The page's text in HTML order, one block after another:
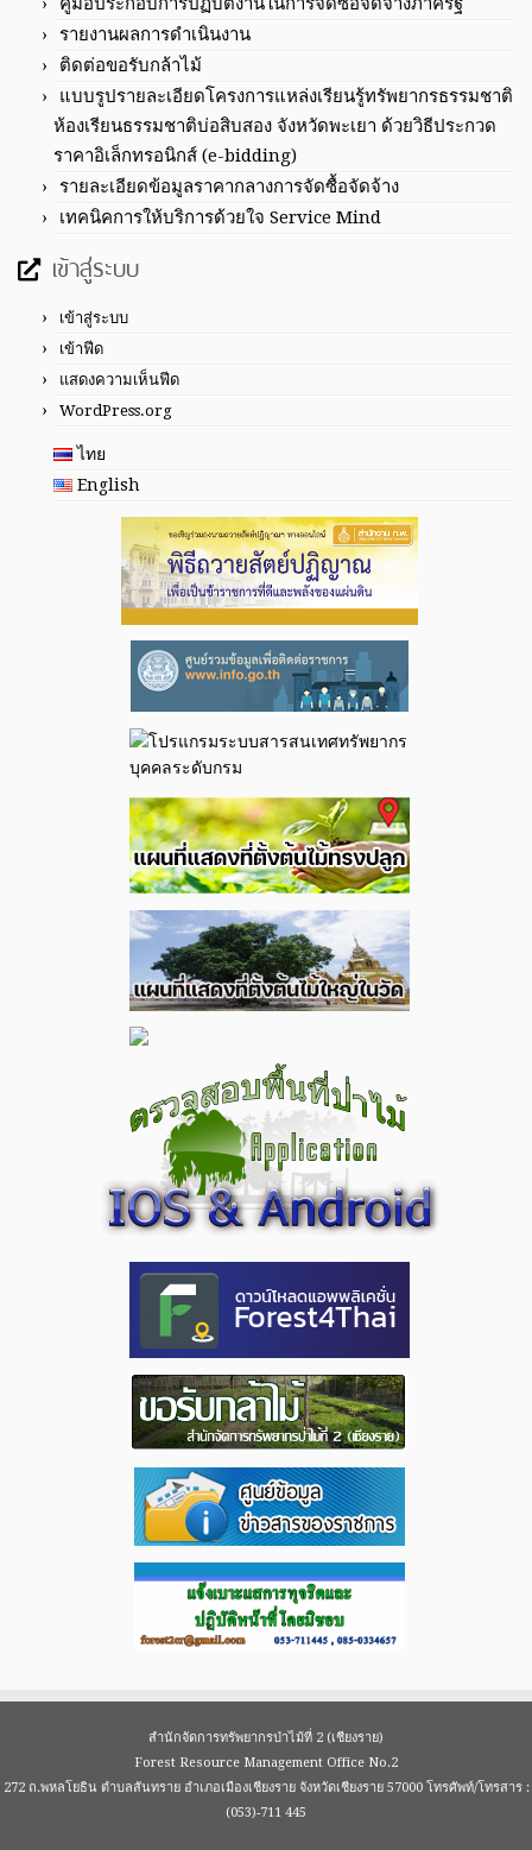
รายงานผลการดำเนินงาน
ติดต่อขอรับกล้าไม้
แบบรูปรายละเอียดโครงการแหล่งเรียนรู้ทรัพยากรธรรมชาติ
ห้องเรียนธรรมชาติบ่อสิบสอง จังหวัดพะเยา ด้วยวิธีประกวด
ราคาอิเล็กทรอนิกส์ (e-bidding)
รายละเอียดข้อมูลราคากลางการจัดซื้อจัดจ้าง
เทคนิคการให้บริการด้วยใจ Service Mind
เข้าสู่ระบบ
เข้าสู่ระบบ
เข้าฟีด
แสดงความเห็นฟีด
WordPress.org
ไทย
English
สำนักจัดการทรัพยากรป่าไม้ที่ 2 (เชียงราย)
Forest Resource Management Office No.2
272 ถ.พหลโยธิน ตำบลสันทราย อำเภอเมืองเชียงราย จังหวัดเชียงราย 57000 โทรศัพท์/โทรสาร :
(053)-711 445